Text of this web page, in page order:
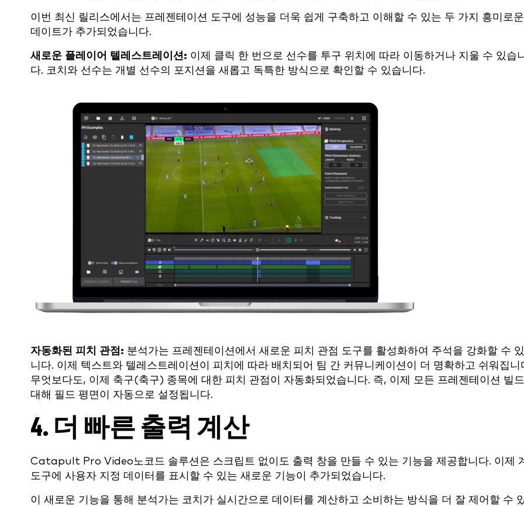
이번 최신 릴리스에서는 프레젠테이션 도구에 성능을 더욱 쉽게 구축하고 이해할 수 있는 두 가지 흥미로
데이트가 추가되었습니다.
새로운 플레이어 텔레스트레이션: 이제 클릭 한 번으로 선수를 투구 위치에 따라 이동하거나 지울 수 있습니
다. 코치와 선수는 개별 선수의 포지션을 새롭고 독특한 방식으로 확인할 수 있습니다.
자동화된 피치 관점: 분석가는 프레젠테이션에서 새로운 피치 관점 도구를 활성화하여 주석을 강화할 수
니다. 이제 텍스트와 텔레스트레이션이 피치에 따라 배치되어 팀 간 커뮤니케이션이 더 명확하고 쉬워집니
무엇보다도, 이제 축구(축구) 종목에 대한 피치 관점이 자동화되었습니다. 즉, 이제 모든 프레젠테이션 빌드
대해 필드 평면이 자동으로 설정됩니다.
4. 더 빠른 출력 계산
Catapult Pro Video노코드 솔루션은 스크립트 없이도 출력 창을 만들 수 있는 기능을 제공합니다. 이제
도구에 사용자 지정 데이터를 표시할 수 있는 새로운 기능이 추가되었습니다.
이 새로운 기능을 통해 분석가는 코치가 실시간으로 데이터를 계산하고 소비하는 방식을 더 잘 제어할 수